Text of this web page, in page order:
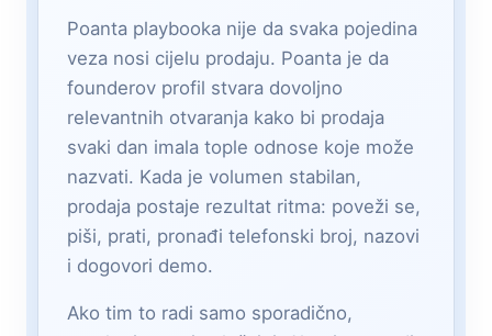
Poanta playbooka nije da svaka pojedina
veza nosi cijelu prodaju. Poanta je da
founderov profil stvara dovoljno
relevantnih otvaranja kako bi prodaja
svaki dan imala tople odnose koje može
nazvati. Kada je volumen stabilan,
prodaja postaje rezultat ritma: poveži se,
piši, prati, pronađi telefonski broj, nazovi
i dogovori demo.
Ako tim to radi samo sporadično,